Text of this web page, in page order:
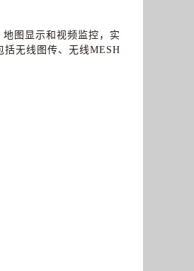
图显示和视频监控，实
括无线图传、无线MESH